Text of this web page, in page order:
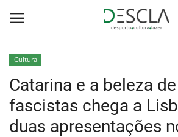
Home
Cultura
Catarina e a beleza
fascistas chega a
duas apresentações